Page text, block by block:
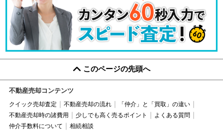
このページの先頭へ
不動産売却コンテンツ
クイック売却査定 不動産売却の流れ
「仲介」と「買取」の違い
不動産売却時の諸費用
少しでも高く売るポイント
よくある質問
仲介手数料について
相続相談